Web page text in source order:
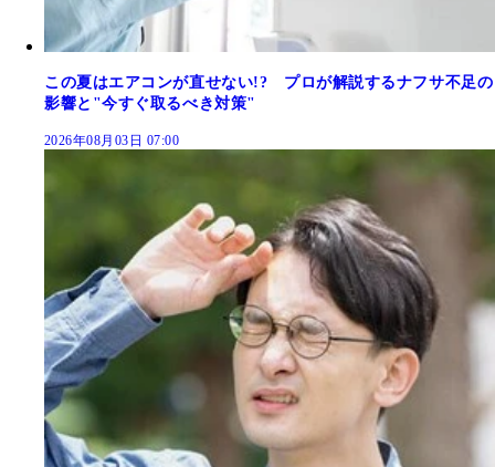
この夏はエアコンが直せない!? プロが解説するナフサ不足の
影響と"今すぐ取るべき対策"
2026年08月03日 07:00